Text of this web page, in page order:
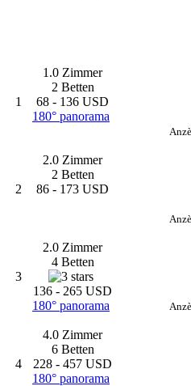
1
1.0 Zimmer
2 Betten
68 - 136 USD
180° panorama
2
2.0 Zimmer
2 Betten
86 - 173 USD
3
2.0 Zimmer
4 Betten
136 - 265 USD
180° panorama
4
4.0 Zimmer
6 Betten
228 - 457 USD
180° panorama